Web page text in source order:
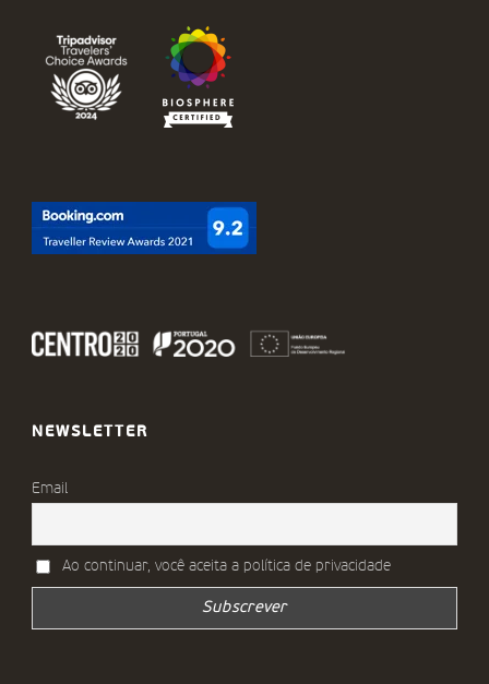
NEWSLETTER
Email
Ao continuar, você aceita a política de privacidade